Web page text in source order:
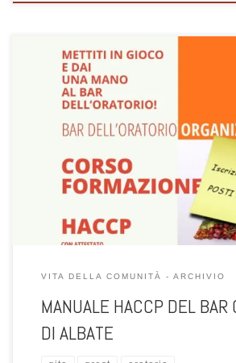
Grest 2024, il calendario delle gite
VITA DELLA COMUNITÀ - ARCHIVIO
MANUALE HACCP DEL BAR
DI ALBATE